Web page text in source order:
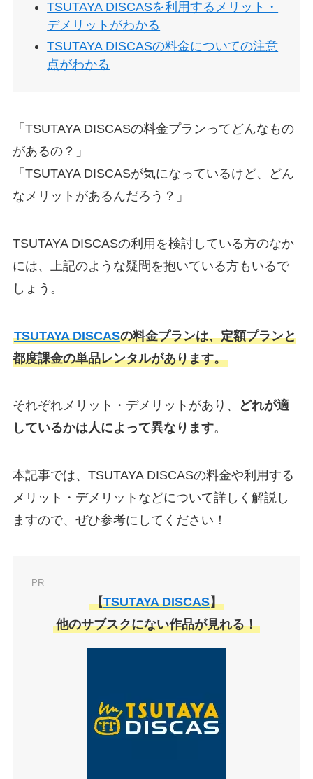
TSUTAYA DISCASを利用するメリット・
デメリットがわかる
TSUTAYA DISCASの料金についての注意
点がわかる
「TSUTAYA DISCASの料金プランってどんなもの
があるの？」
「TSUTAYA DISCASが気になっているけど、どん
なメリットがあるんだろう？」
TSUTAYA DISCASの利用を検討している方のなか
には、上記のような疑問を抱いている方もいるで
しょう。
TSUTAYA DISCASの料金プランは、定額プランと
都度課金の単品レンタルがあります。
それぞれメリット・デメリットがあり、
どれが適
しているかは人によって異なります。
本記事では、TSUTAYA DISCASの料金や利用する
メリット・デメリットなどについて詳しく解説し
ますので、ぜひ参考にしてください！
PR
【TSUTAYA DISCAS】
他のサブスクにない作品が見れる！